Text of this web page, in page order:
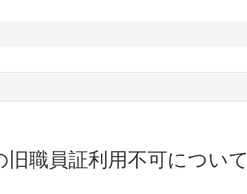
職員証利用不可について